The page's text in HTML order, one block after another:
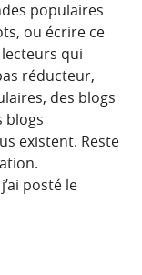
populaires
ou écrire ce
qui
réducteur,
des blogs
blogs
existent. Reste
posté le